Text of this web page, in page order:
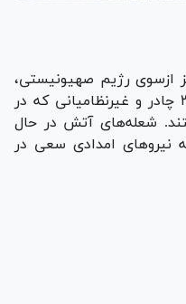
ازسوی رژیم صهیونیستی،
آتش‌سوزی رخ داد و دست کم ۳۰ چادر و غیرنظامیانی که در
شعله‌های آتش در حال
نیرو‌های امدادی سعی در